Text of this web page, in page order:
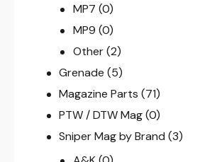
MP7 (0)
MP9 (0)
Other (2)
Grenade (5)
Magazine Parts (71)
PTW / DTW Mag (0)
Sniper Mag by Brand (3)